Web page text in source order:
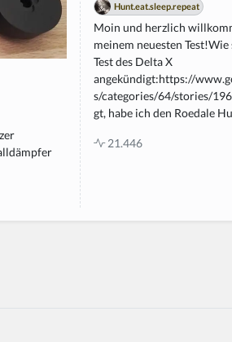
Hunt.eat.sleep.repeat
Moin und herzlich
meinem neuesten Test!Wie
Test des Delta X
angekündigt:https://
s/categories/64/stories/
gt, habe ich den Roedale
21.446